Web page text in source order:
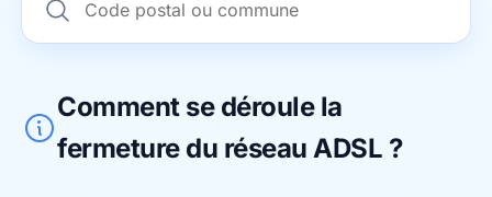
Comment se déroule la
fermeture du réseau ADSL ?